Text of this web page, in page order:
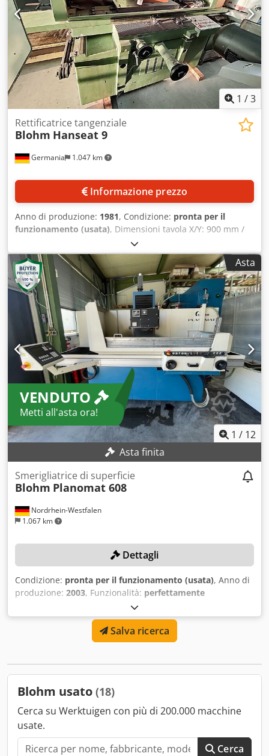
Marcatura CE Documentazione
1 /3
Germania 1.047 km
Rettificatrice tangenziale
Blohm Hanseat 9
Informazione prezzo
Anno di produzione: 1981, Condizione: pronta per il
funzionamento (usata), Dimensioni tavola X/Y: 900 mm /
300 mm, lunghezza max. di rettifica: 900 mm, larghezza
max. di rettifica: 350 mm, distanza max. tra centro tavola e
mandrino: 575 mm, capacità max. di carico tavola: 670 kg,
corsa longitudinale/trasversale tavola max.: 859 mm / 300
mm, velocità mandrino mola: 2800 giri/min, diametro
esterno mola min./max.: 400 mm / 165 mm, diametro foro
per mola da 400 mm: 127 mm. Dimensioni macchina X/Y:
ca. 1100 mm / 1100 mm, peso: ca. 3100 kg.
Documentazione disponibile. È possibile una visita in loco.
Csdsx Tul Uepfx Af Eerf
Asta
VENDUTO
Metti all'asta ora!
1 / 12
Asta finita
Nordrhein-Westfalen
1.067 km
Smerigliatrice di superficie
Blohm Planomat 608
Dettagli
Condizione: pronta per il funzionamento (usata), Anno di
produzione: 2003, Funzionalità: perfettamente
, numero macchina/veicolo:
di rettifica:800 mm, larghezza di levigatura:600 mm,
500 mm, diametro della mola:
Controllo NC, DETTAGLI TECNICI Cjdpfx
rettifica: 800 mm Larghezza di rettifica: 600 mm Altezza di
Piastra di bloccaggio elettromagnetica Impianto di pulizia
del liquido refrigerante
Salva ricerca
Blohm usato (18)
Cerca su Werktuigen con più di 200.000 macchine
usate.
Cerca